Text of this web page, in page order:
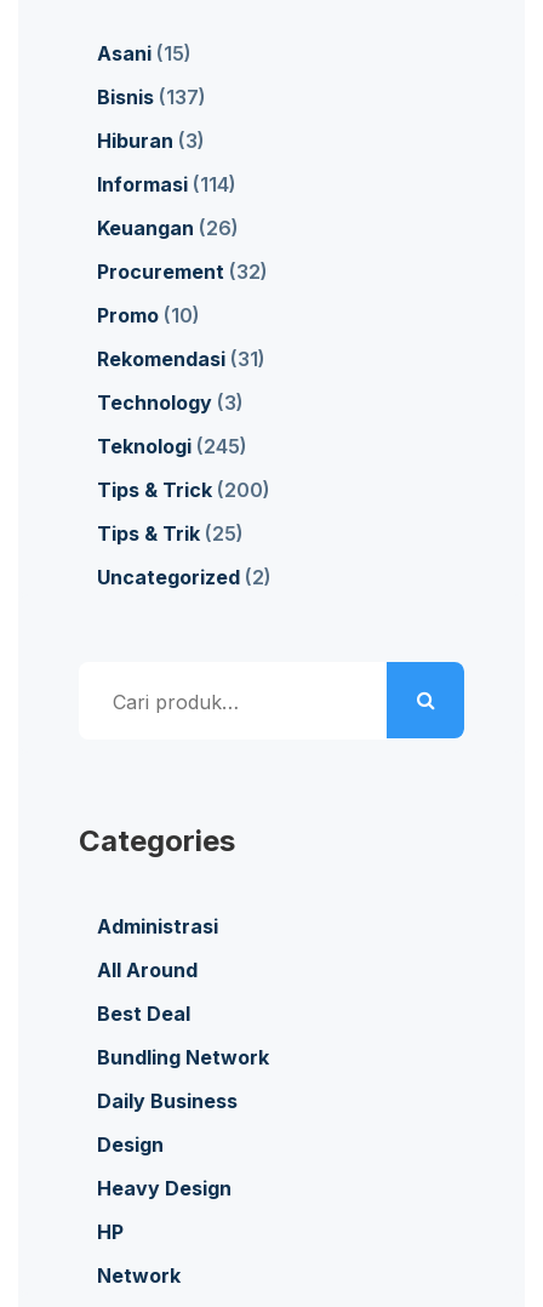
Asani (15)
Bisnis (137)
Hiburan (3)
Informasi (114)
Keuangan (26)
Procurement (32)
Promo (10)
Rekomendasi (31)
Technology (3)
Teknologi (245)
Tips & Trick (200)
Tips & Trik (25)
Uncategorized (2)
untuk:
Categories
Administrasi
All Around
Best Deal
Bundling Network
Daily Business
Design
Heavy Design
HP
Network